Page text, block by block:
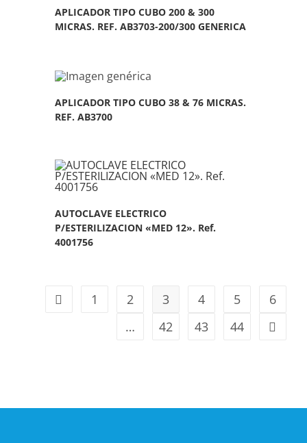
APLICADOR TIPO CUBO 200 & 300
MICRAS. REF. AB3703-200/300 GENERICA
APLICADOR TIPO CUBO 38 & 76 MICRAS.
REF. AB3700
AUTOCLAVE ELECTRICO
P/ESTERILIZACION «MED 12». Ref.
4001756
1 2 3 4 5
6
…
42 43 44